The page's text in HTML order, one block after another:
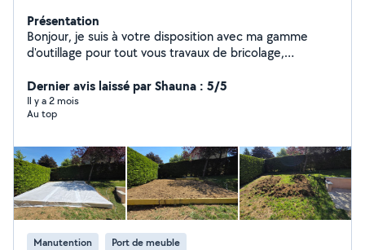
Présentation
Bonjour, je suis à votre disposition avec ma gamme
d'outillage pour tout vous travaux de bricolage,
déménagement avec une grande qualité d'intervention
n'hésitez pas à me contacter merci
Dernier avis laissé par Shauna : 5/5
Il y a 2 mois
Au top
Manutention Port de meuble